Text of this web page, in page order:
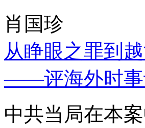
肖国珍
从睁眼之罪到
——评海外时事
中共当局在本